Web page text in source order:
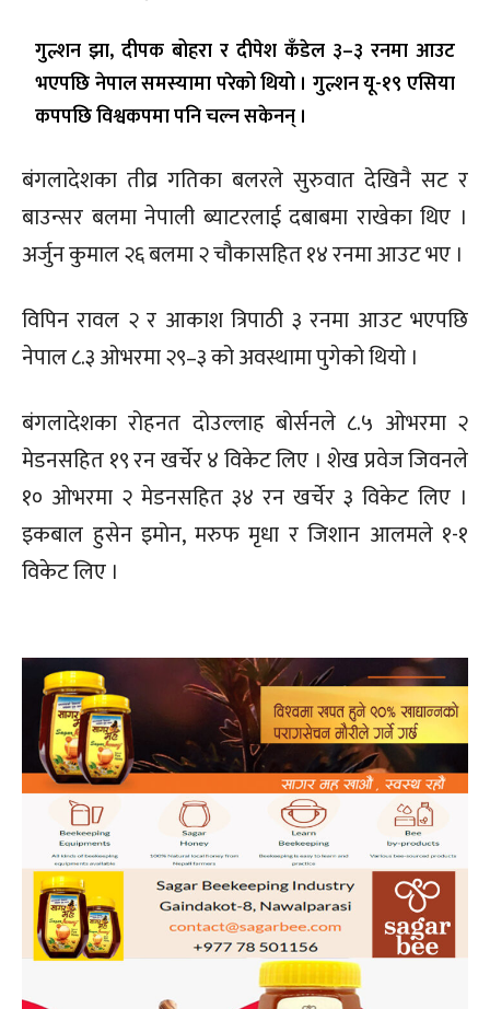
गुल्शन झा, दीपक बोहरा र दीपेश कँडेल ३–३ रनमा आउट
भएपछि नेपाल समस्यामा परेको थियो । गुल्शन यू-१९ एसिया
कपपछि विश्वकपमा पनि चल्न सकेनन् ।
बंगलादेशका तीव्र गतिका बलरले सुरुवात देखिनै सट र
बाउन्सर बलमा नेपाली ब्याटरलाई दबाबमा राखेका थिए ।
अर्जुन कुमाल २६ बलमा २ चौकासहित १४ रनमा आउट भए ।
विपिन रावल २ र आकाश त्रिपाठी ३ रनमा आउट भएपछि
नेपाल ८.३ ओभरमा २९–३ को अवस्थामा पुगेको थियो ।
बंगलादेशका रोहनत दोउल्लाह बोर्सनले ८.५ ओभरमा २
मेडनसहित १९ रन खर्चेर ४ विकेट लिए । शेख प्रवेज जिवनले
१० ओभरमा २ मेडनसहित ३४ रन खर्चेर ३ विकेट लिए ।
इकबाल हुसेन इमोन, मरुफ मृधा र जिशान आलमले १-१
विकेट लिए ।